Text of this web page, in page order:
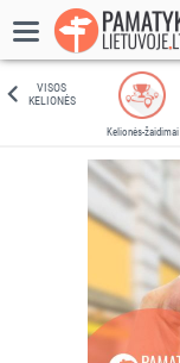
VISOS
KELIONĖS
Kelionės-žaidimai